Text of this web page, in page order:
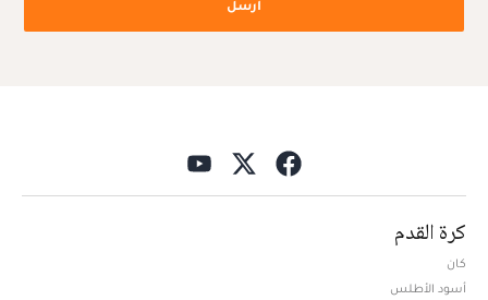
أرسل
كرة القدم
كان
أسود الأطلس